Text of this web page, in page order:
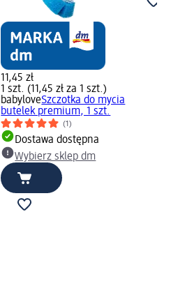
11,45 zł
1 szt. (11,45 zł za 1 szt.)
babyloveSzczotka do mycia
butelek premium, 1 szt.
(1)
Dostawa dostępna
Wybierz sklep dm